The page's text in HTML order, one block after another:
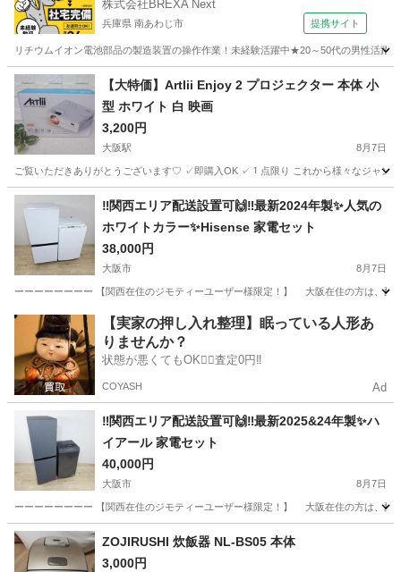
株式会社BREXA Next
兵庫県 南あわじ市 提携サイト
リチウムイオン電池部品の製造装置の操作作業！未経験活躍中★20～50代の男性活
兵庫 南あわじ市 その他
【大特価】Artlii Enjoy 2 プロジェクター 本体 小
型 ホワイト 白 映画
3,200円
大阪駅 8月7日
ご覧いただきありがとうございます♡ ✓即購入OK ✓１点限り これから様々なジャ
大阪 大阪市 大阪駅 テレビ
‼️関西エリア配送設置可🙌‼️最新2024年製✨人気の
ホワイトカラー✨Hisense 家電セット
38,000円
大阪市 8月7日
ーーーーーーーー 【関西在住のジモティーユーザー様限定！】 大阪在住の方は、
大阪 大阪市 キッチン家電 Hisense
【実家の押し入れ整理】眠っている人形あ
りませんか？
状態が悪くてもOK🙆‍♀️査定0円‼️
COYASH Ad
‼️関西エリア配送設置可🙌‼️最新2025&24年製✨ハ
イアール 家電セット
40,000円
大阪市 8月7日
ーーーーーーーー 【関西在住のジモティーユーザー様限定！】 大阪在住の方は、
大阪 大阪市 ハイアール
ZOJIRUSHI 炊飯器 NL-BS05 本体
3,000円